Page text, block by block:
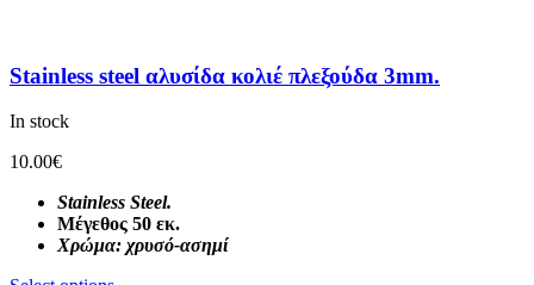
Stainless steel αλυσίδα κολιέ πλεξούδα 3mm.
In stock
10.00€
Stainless Steel.
Μέγεθος 50 εκ.
Χρώμα: χρυσό-ασημί